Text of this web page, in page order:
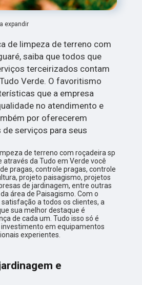
expandir
de limpeza de terreno com
saiba que todos que
terceirizados contam
Verde. O favoritismo
que a empresa
no atendimento e
por oferecerem
serviços para seus
de terreno com roçadeira sp
através da Tudo em Verde você
pragas, controle pragas, controle
projeto paisagismo, projetos
de jardinagem, entre outras
área de Paisagismo. Com o
a todos os clientes, a
sua melhor destaque é
de cada um. Tudo isso só é
em equipamentos
experientes.
e